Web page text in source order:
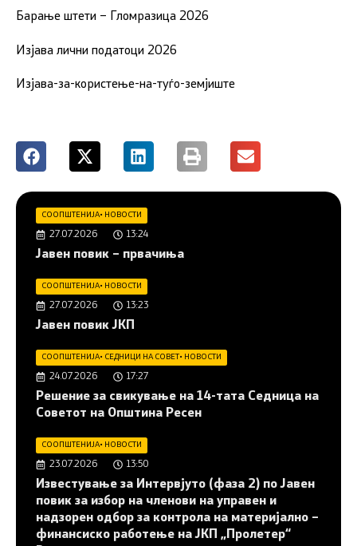
Барање штети – Гломразица 2026
Изјава лични податоци 2026
Изјава-за-користење-на-туѓо-земјиште
СООПШТЕНИЈА• НОВОСТИ
27.07.2026 13:24
Јавен повик – првачиња
СООПШТЕНИЈА• НОВОСТИ
27.07.2026 13:23
Јавен повик ЈКП
СООПШТЕНИЈА• СЕДНИЦИ НА СОВЕТ• НОВОСТИ
24.07.2026 17:27
Решение за свикување на 14-тата Седница на
Советот на Општина Ресен
СООПШТЕНИЈА• НОВОСТИ
23.07.2026 13:50
Известување за Интервјуто (фаза 2) по Јавен
повик за избор на членови на управен и
надзорен одбор за контрола на материјално –
финансиско работење на ЈКП „Пролетер“